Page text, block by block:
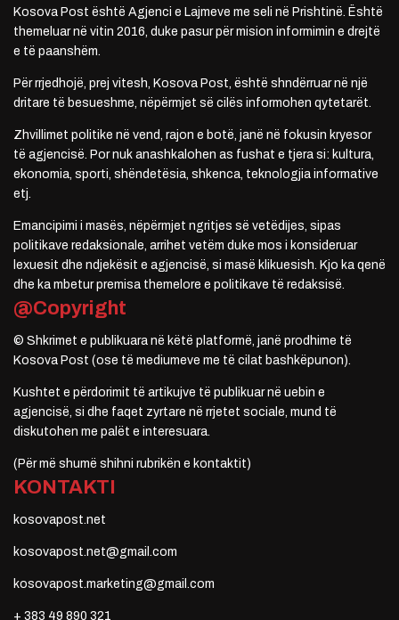
Kosova Post është Agjenci e Lajmeve me seli në Prishtinë. Është
themeluar në vitin 2016, duke pasur për mision informimin e drejtë
e të paanshëm.
Për rrjedhojë, prej vitesh, Kosova Post, është shndërruar në një
dritare të besueshme, nëpërmjet së cilës informohen qytetarët.
Zhvillimet politike në vend, rajon e botë, janë në fokusin kryesor
të agjencisë. Por nuk anashkalohen as fushat e tjera si: kultura,
ekonomia, sporti, shëndetësia, shkenca, teknologjia informative
etj.
Emancipimi i masës, nëpërmjet ngritjes së vetëdijes, sipas
politikave redaksionale, arrihet vetëm duke mos i konsideruar
lexuesit dhe ndjekësit e agjencisë, si masë klikuesish. Kjo ka qenë
dhe ka mbetur premisa themelore e politikave të redaksisë.
@Copyright
© Shkrimet e publikuara në këtë platformë, janë prodhime të
Kosova Post (ose të mediumeve me të cilat bashkëpunon).
Kushtet e përdorimit të artikujve të publikuar në uebin e
agjencisë, si dhe faqet zyrtare në rrjetet sociale, mund të
diskutohen me palët e interesuara.
(Për më shumë shihni rubrikën e kontaktit)
KONTAKTI
kosovapost.net
kosovapost.net@gmail.com
kosovapost.marketing@gmail.com
+ 383 49 890 321